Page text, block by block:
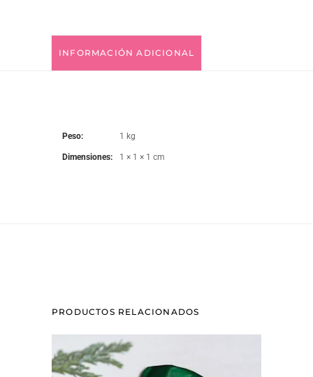
INFORMACIÓN ADICIONAL
Peso 1 kg
Dimensiones 1 × 1 × 1 cm
PRODUCTOS RELACIONADOS